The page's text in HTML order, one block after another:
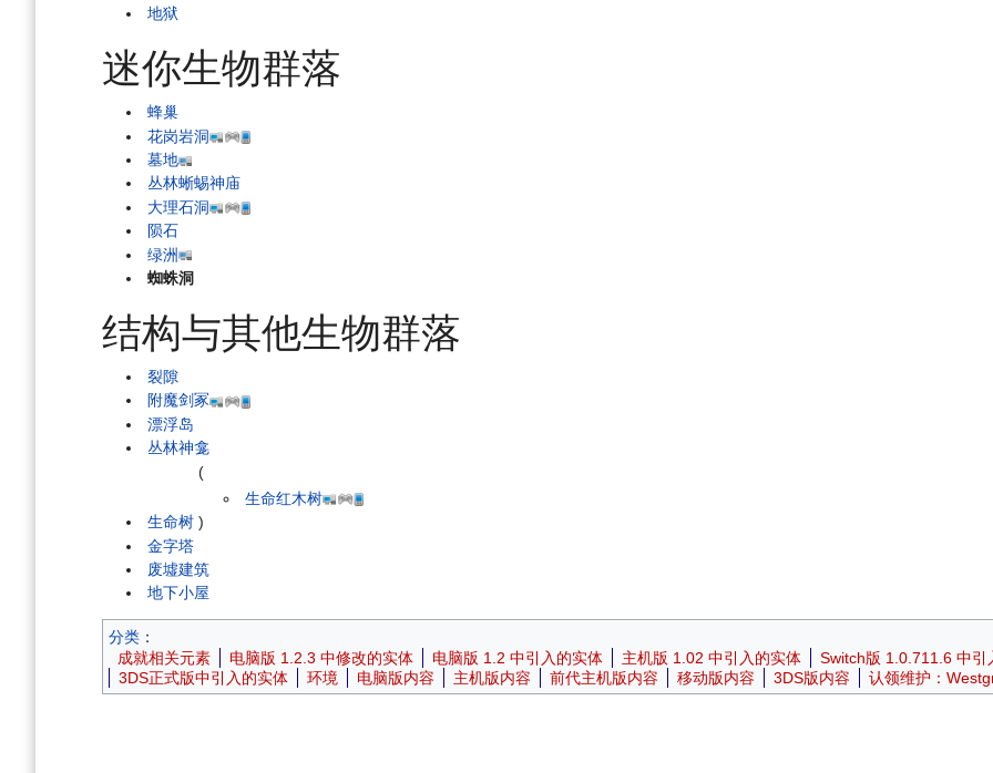
地狱
迷你生物群落
蜂巢
花岗岩洞
墓地
丛林蜥蜴神庙
大理石洞
陨石
绿洲
蜘蛛洞
结构与其他生物群落
裂隙
附魔剑冢
漂浮岛
丛林神龛
生命树
(
生命红木树
)
金字塔
废墟建筑
地下小屋
分类 ：
成就相关元素
电脑版 1.2.3 中修改的实体 电脑版 1.2 中引入的实体 主机版 1.02 中引入的实体
Switch版 1.0.711.6 中引
3DS正式版中引入的实体
环境 电脑版内容 主机版内容 前代主机版内容 移动版内容 3DS版内容 认领维护：